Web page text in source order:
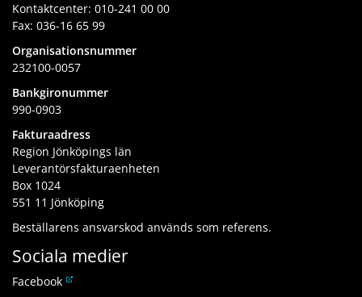
Kontaktcenter: 010-241 00 00
Fax: 036-16 65 99
Organisationsnummer
232100-0057
Bankgironummer
990-0903
Fakturaadress
Region Jönköpings län
Leverantörsfakturaenheten
Box 1024
551 11 Jönköping
Beställarens ansvarskod används som referens.
Sociala medier
FacebookL